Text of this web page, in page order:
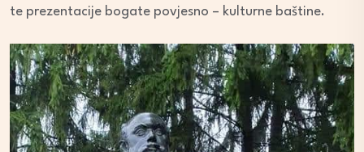
te prezentacije bogate povjesno – kulturne baštine.